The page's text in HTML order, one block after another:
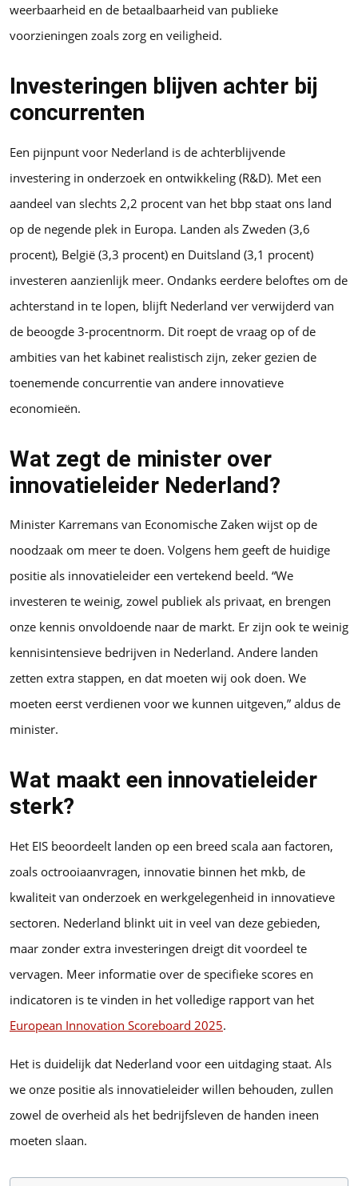
weerbaarheid en de betaalbaarheid van publieke
voorzieningen zoals zorg en veiligheid.
Investeringen blijven achter bij
concurrenten
Een pijnpunt voor Nederland is de achterblijvende
investering in onderzoek en ontwikkeling (R&D). Met een
aandeel van slechts 2,2 procent van het bbp staat ons land
op de negende plek in Europa. Landen als Zweden (3,6
procent), België (3,3 procent) en Duitsland (3,1 procent)
investeren aanzienlijk meer. Ondanks eerdere beloftes om de
achterstand in te lopen, blijft Nederland ver verwijderd van
de beoogde 3-procentnorm. Dit roept de vraag op of de
ambities van het kabinet realistisch zijn, zeker gezien de
toenemende concurrentie van andere innovatieve
economieën.
Wat zegt de minister over
innovatieleider Nederland?
Minister Karremans van Economische Zaken wijst op de
noodzaak om meer te doen. Volgens hem geeft de huidige
positie als innovatieleider een vertekend beeld. “We
investeren te weinig, zowel publiek als privaat, en brengen
onze kennis onvoldoende naar de markt. Er zijn ook te weinig
kennisintensieve bedrijven in Nederland. Andere landen
zetten extra stappen, en dat moeten wij ook doen. We
moeten eerst verdienen voor we kunnen uitgeven,” aldus de
minister.
Wat maakt een innovatieleider
sterk?
Het EIS beoordeelt landen op een breed scala aan factoren,
zoals octrooiaanvragen, innovatie binnen het mkb, de
kwaliteit van onderzoek en werkgelegenheid in innovatieve
sectoren. Nederland blinkt uit in veel van deze gebieden,
maar zonder extra investeringen dreigt dit voordeel te
vervagen. Meer informatie over de specifieke scores en
indicatoren is te vinden in het volledige rapport van het
European Innovation Scoreboard 2025.
Het is duidelijk dat Nederland voor een uitdaging staat. Als
we onze positie als innovatieleider willen behouden, zullen
zowel de overheid als het bedrijfsleven de handen ineen
moeten slaan.